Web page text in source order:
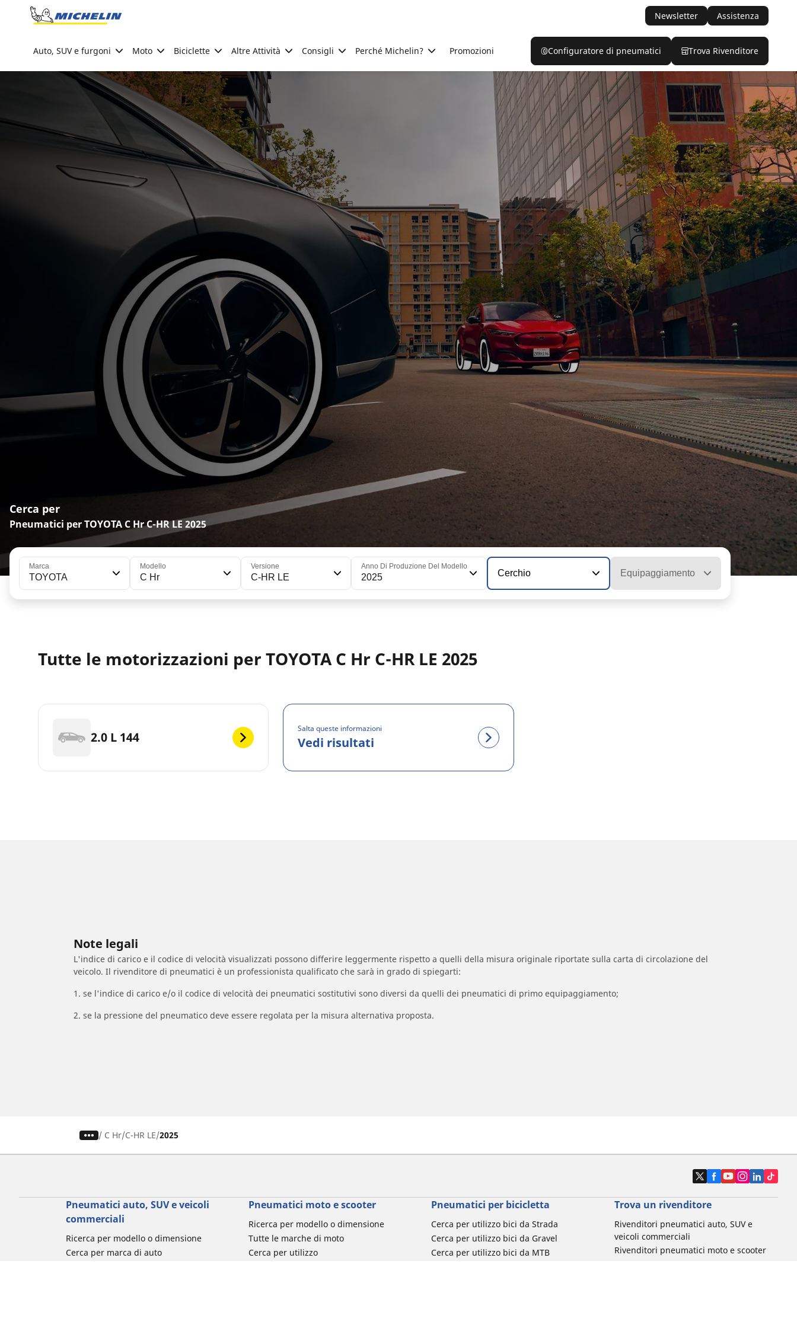
Go to page content
Newsletter Assistenza
Auto, SUV e furgoni Moto Biciclette Altre Attività Consigli Perché Michelin? Promozioni Configuratore di pneumatici Trova Rivenditore
Cerca per
Pneumatici per TOYOTA C Hr C-HR LE 2025
Marca
TOYOTA
Modello
C Hr
Versione
C-HR LE
Anno Di Produzione Del Modello
2025 Cerchio Equipaggiamento
Tutte le motorizzazioni per TOYOTA C Hr C-HR LE 2025
2.0 L 144
Salta queste informazioni
Vedi risultati
Note legali
L'indice di carico e il codice di velocità visualizzati possono differire leggermente rispetto a quelli della misura originale riportate sulla carta di circolazione del
veicolo. Il rivenditore di pneumatici è un professionista qualificato che sarà in grado di spiegarti:
1. se l'indice di carico e/o il codice di velocità dei pneumatici sostitutivi sono diversi da quelli dei pneumatici di primo equipaggiamento;
2. se la pressione del pneumatico deve essere regolata per la misura alternativa proposta.
/ C Hr C-HR LE 2025
Pneumatici auto, SUV e veicoli
commerciali
Ricerca per modello o dimensione
Cerca per marca di auto
Pneumatici moto e scooter
Ricerca per modello o dimensione
Tutte le marche di moto
Cerca per utilizzo
Pneumatici per bicicletta
Cerca per utilizzo bici da Strada
Cerca per utilizzo bici da Gravel
Cerca per utilizzo bici da MTB
Trova un rivenditore
Rivenditori pneumatici auto, SUV e
veicoli commerciali
Rivenditori pneumatici moto e scooter